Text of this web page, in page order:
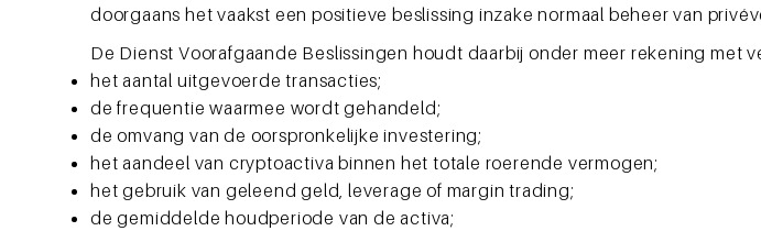
doorgaans het vaakst een positieve beslissing inzake normaal beheer van
De Dienst Voorafgaande Beslissingen houdt daarbij onder meer rekening met
het aantal uitgevoerde transacties;
de frequentie waarmee wordt gehandeld;
de omvang van de oorspronkelijke investering;
het aandeel van cryptoactiva binnen het totale roerende vermogen;
het gebruik van geleend geld, leverage of margin trading;
de gemiddelde houdperiode van de activa;